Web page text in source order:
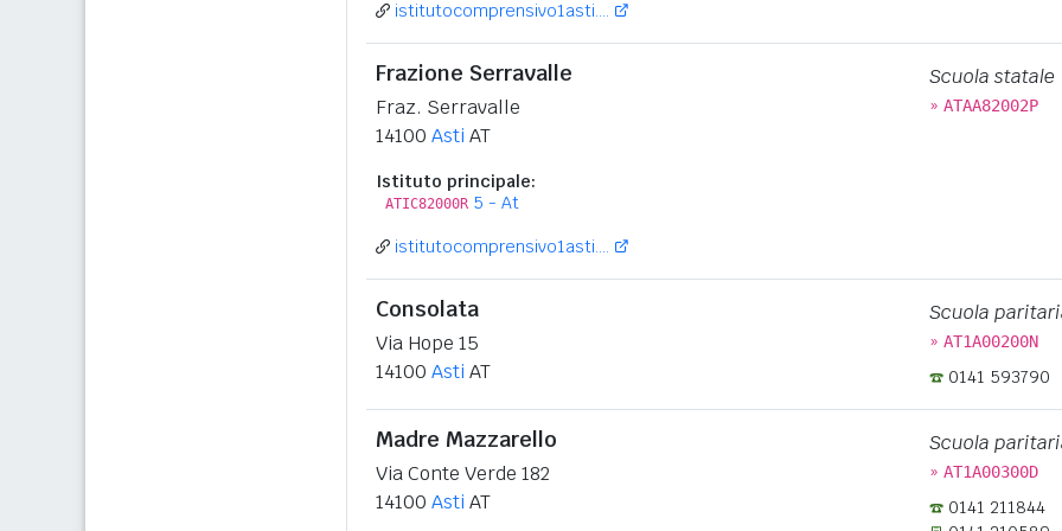
istitutocomprensivo1asti....
Frazione Serravalle
Fraz. Serravalle
14100 Asti AT
Istituto principale:
ATIC82000R 5 - At
Scuola statale
» ATAA82002P
istitutocomprensivo1asti....
Consolata
Via Hope 15
14100 Asti AT
Scuola
» AT1A00200N
0141 593790
Madre Mazzarello
Via Conte Verde 182
14100 Asti AT
Scuola
» AT1A00300D
0141 211844